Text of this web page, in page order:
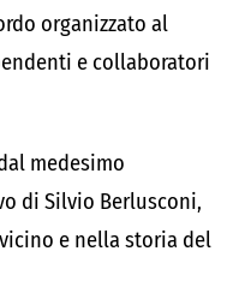
organizzato al
e collaboratori
medesimo
di Silvio Berlusconi,
e nella storia del